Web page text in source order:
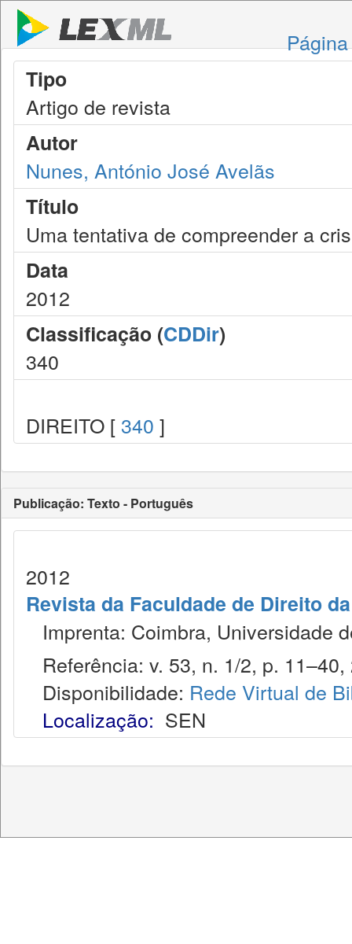
Tipo
Artigo de revista
Autor
Nunes, António José Avelãs
Título
Uma tentativa de compreender a
Data
2012
Classificação (CDDir)
340
DIREITO [ 340 ]
Publicação: Texto - Português
2012
Revista da Faculdade de Direito
Imprenta: Coimbra, Universidade
Referência: v. 53, n. 1/2, p. 11–40,
Disponibilidade: Rede Virtual de
Localização: SEN